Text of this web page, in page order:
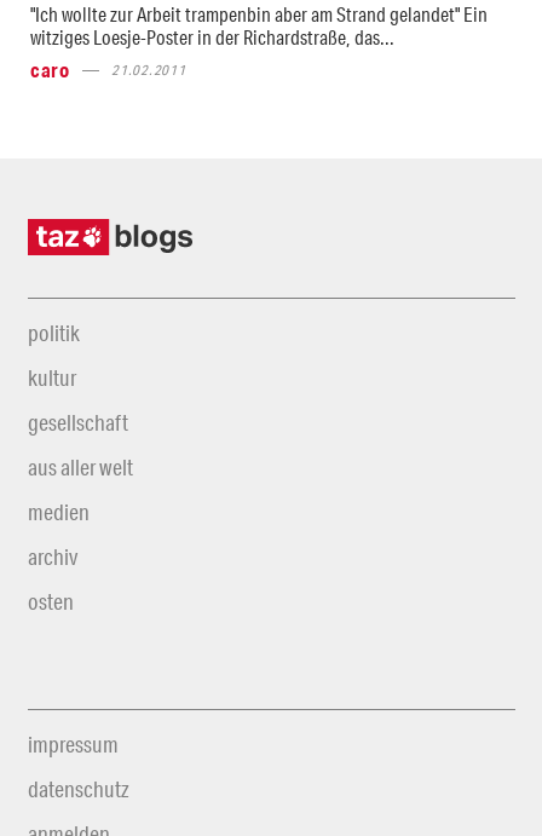
"Ich wollte zur Arbeit trampenbin aber am Strand gelandet" Ein
witziges Loesje-Poster in der Richardstraße, das...
caro
21.02.2011
politik
kultur
gesellschaft
aus aller welt
medien
archiv
osten
impressum
datenschutz